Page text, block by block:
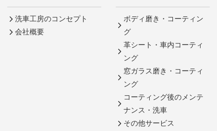
洗車工房のコンセプト
会社概要
ボディ磨き・コーティン
グ
革シート・車内コーティ
ング
窓ガラス磨き・コーティ
ング
コーティング後のメンテ
ナンス・洗車
その他サービス